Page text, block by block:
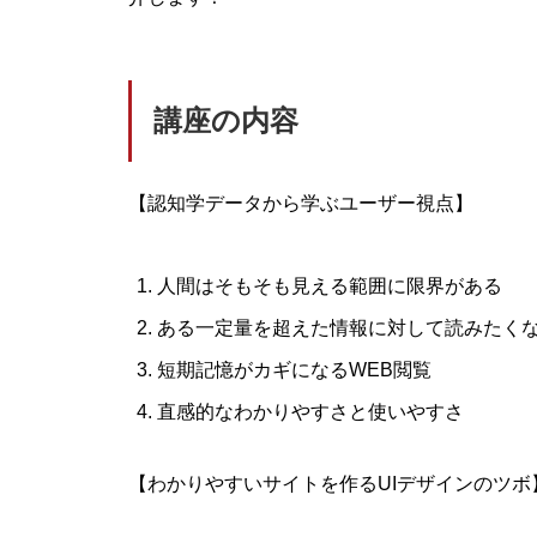
講座の内容
【認知学データから学ぶユーザー視点】
人間はそもそも見える範囲に限界がある
ある一定量を超えた情報に対して読みたく
短期記憶がカギになるWEB閲覧
直感的なわかりやすさと使いやすさ
【わかりやすいサイトを作るUIデザインのツボ